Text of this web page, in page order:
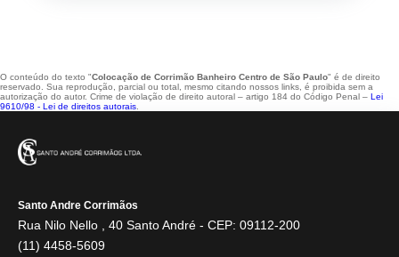
O conteúdo do texto "Colocação de Corrimão Banheiro Centro de São Paulo" é de direito
reservado. Sua reprodução, parcial ou total, mesmo citando nossos links, é proibida sem a
autorização do autor. Crime de violação de direito autoral – artigo 184 do Código Penal – Lei
9610/98 - Lei de direitos autorais
Santo Andre Corrimãos
Rua Nilo Nello , 40 Santo André - CEP: 09112-200
(11) 4458-5609